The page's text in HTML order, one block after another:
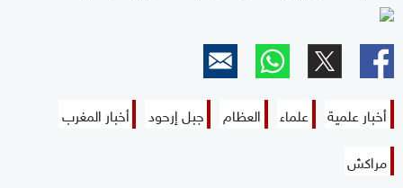
أخبار علمية علماء العظام جبل إرحود
أخبار المغرب
مراكش